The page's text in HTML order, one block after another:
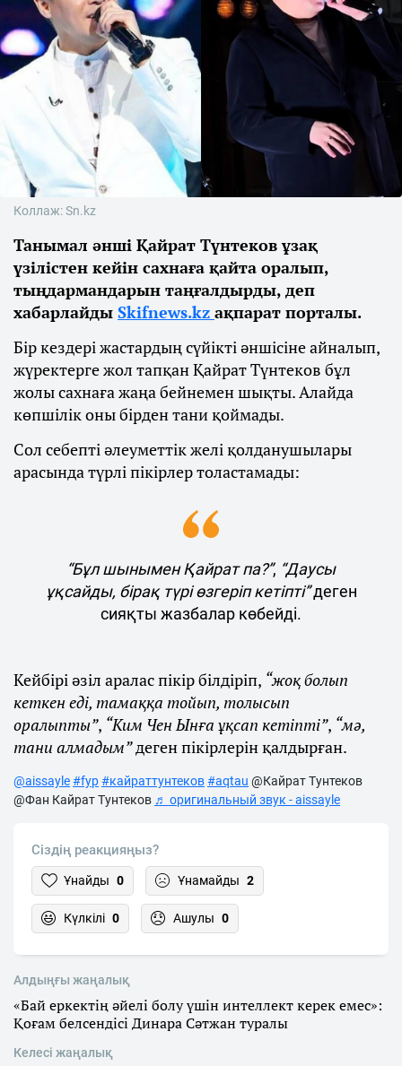
Коллаж: Sn.kz
Танымал әнші Қайрат Түнтеков ұзақ
үзілістен кейін сахнаға қайта оралып,
тыңдармандарын таңғалдырды, деп
хабарлайды Skifnews.kz ақпарат порталы.
Бір кездері жастардың сүйікті әншісіне айналып,
жүректерге жол тапқан Қайрат Түнтеков бұл
жолы сахнаға жаңа бейнемен шықты. Алайда
көпшілік оны бірден тани қоймады.
Сол себепті әлеуметтік желі қолданушылары
арасында түрлі пікірлер толастамады:
“Бұл шынымен Қайрат па?”, “Даусы
ұқсайды, бірақ түрі өзгеріп кетіпті”деген
сияқты жазбалар көбейді.
Кейбірі әзіл аралас пікір білдіріп, “жоқ болып
кеткен еді, тамаққа тойып, толысып
оралыпты”, “Ким Чен Ынға ұқсап кетіпті”, “мә,
тани алмадым”деген пікірлерін қалдырған.
@aissayle#fyp#кайраттунтеков#aqtau @Кайрат Тунтеков
@Фан Кайрат Тунтеков ♬ оригинальный звук - aissayle
Сіздің реакцияңыз?
Ұнайды 0 Ұнамайды 2
Күлкілі 0 Ашулы 0
Алдыңғы жаңалық
«Бай еркектің әйелі болу үшін интеллект керек емес»:
Қоғам белсендісі Динара Сәтжан туралы
Келесі жаңалық